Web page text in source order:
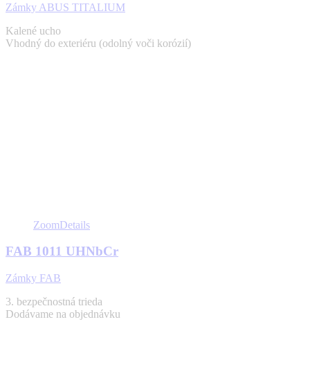
Zámky ABUS TITALIUM
Kalené ucho
Vhodný do exteriéru (odolný voči korózií)
ZoomDetails
FAB 1011 UHNbCr
Zámky FAB
3. bezpečnostná trieda
Dodávame na objednávku